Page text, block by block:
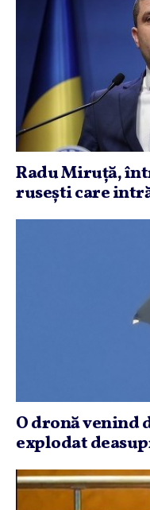
Radu Miruţă,
ruseşti care
O dronă venind
explodat